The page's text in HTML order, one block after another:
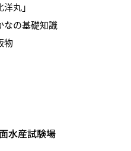
丸」
なの基礎知識
物
水産試験場